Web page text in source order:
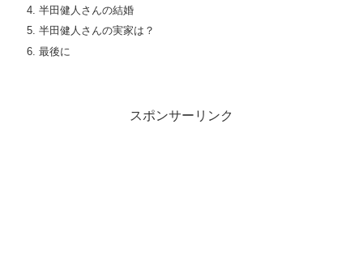
半田健人さんの結婚
半田健人さんの実家は？
最後に
スポンサーリンク